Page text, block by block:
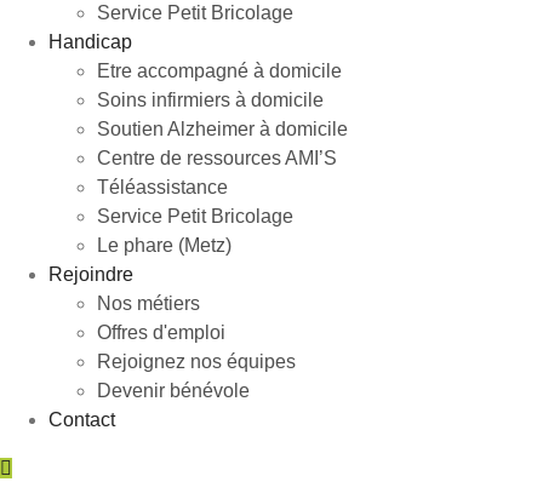
Service Petit Bricolage
Handicap
Etre accompagné à domicile
Soins infirmiers à domicile
Soutien Alzheimer à domicile
Centre de ressources AMI’S
Téléassistance
Service Petit Bricolage
Le phare (Metz)
Rejoindre
Nos métiers
Offres d'emploi
Rejoignez nos équipes
Devenir bénévole
Contact